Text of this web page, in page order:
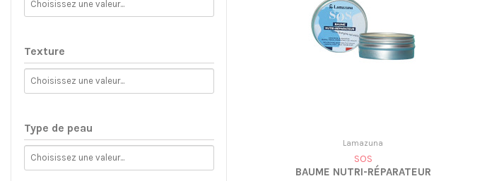
Lamazuna
SOS
BAUME NUTRI-RÉPARATEUR
Texture
Type de peau